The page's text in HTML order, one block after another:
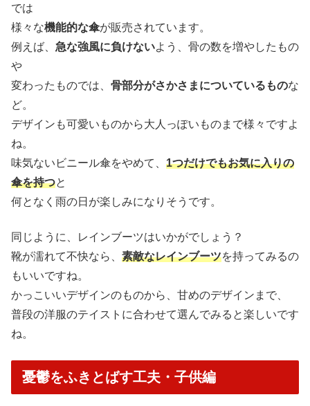
では
様々な機能的な傘が販売されています。
例えば、 急な強風に負けないよう、骨の数を増やしたもの
や
変わったものでは、 骨部分がさかさまについているものな
ど。
デザインも可愛いものから大人っぽいものまで様々ですよ
ね。
味気ないビニール傘をやめて、 1つだけでもお気に入りの
傘を持つと
何となく雨の日が楽しみになりそうです。
同じように、レインブーツはいかがでしょう？
靴が濡れて不快なら、 素敵なレインブーツを持ってみるの
もいいですね。
かっこいいデザインのものから、甘めのデザインまで、
普段の洋服のテイストに合わせて選んでみると楽しいです
ね。
憂鬱をふきとばす工夫・子供編